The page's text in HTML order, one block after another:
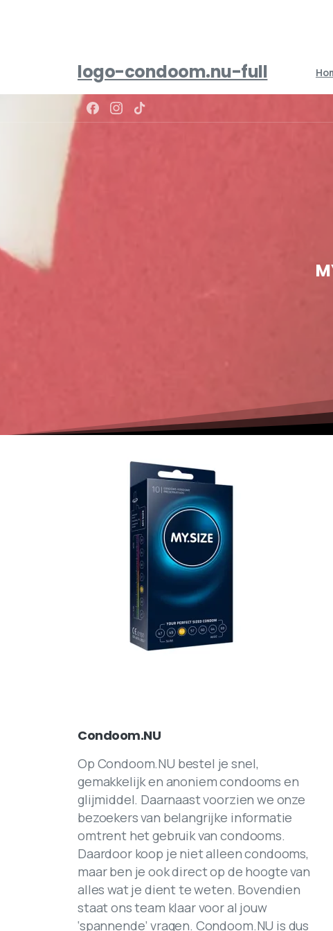
logo-condoom.nu-full
Condoom.NU
Op Condoom.NU bestel je snel,
gemakkelijk en anoniem condooms en
glijmiddel. Daarnaast voorzien we onze
bezoekers van belangrijke informatie
omtrent het gebruik van condooms.
Daardoor koop je niet alleen condooms,
maar ben je ook direct op de hoogte van
alles wat je dient te weten. Bovendien
staat ons team klaar voor al jouw
‘spannende’ vragen. Condoom.NU is dus